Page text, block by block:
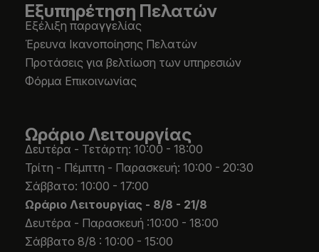
Εξυπηρέτηση Πελατών
Εξέλιξη παραγγελίας
Έρευνα Ικανοποίησης Πελατών
Προτάσεις για βελτίωση των υπηρεσιών
Φόρμα Επικοινωνίας
Ωράριο Λειτουργίας
Δευτέρα - Τετάρτη: 10:00 - 18:00
Τρίτη - Πέμπτη - Παρασκευή: 10:00 - 20:30
Σάββατο: 10:00 - 17:00
Ωράριο Λειτουργίας - 8/8 - 21/8
Δευτέρα - Παρασκευή :10:00 - 18:00
Σάββατο 8/8 : 10:00 - 15:00